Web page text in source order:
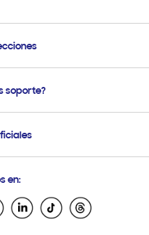
Compra
soporte?
eMail
en: